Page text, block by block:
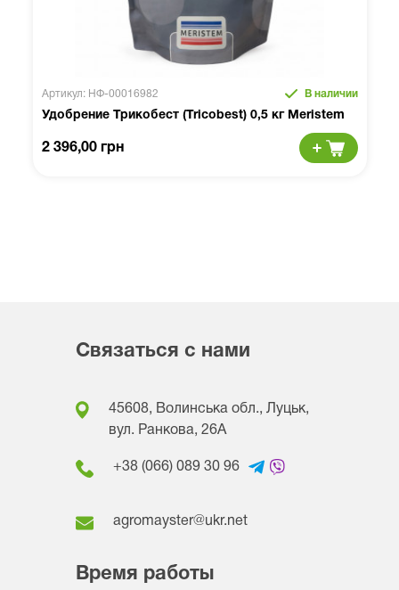
Артикул: НФ-00016982 В наличии
Удобрение Трикобест (Tricobest) 0,5 кг Meristem
2 396,00 грн
Связаться с нами
45608, Волинська обл., Луцьк,
вул. Ранкова, 26A
+38 (066) 089 30 96
agromayster@ukr.net
Время работы